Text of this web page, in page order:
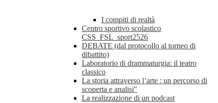
I compiti di realtà
Centro sportivo scolastico
CSS_FSL_sport2526
DEBATE (dal protocollo al torneo di
dibattito)
Laboratorio di drammaturgia: il teatro
classico
La storia attraverso l’arte : un percorso di
scoperta e analisi"
La realizzazione di un podcast